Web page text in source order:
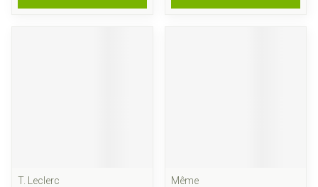
T. Leclerc
Même